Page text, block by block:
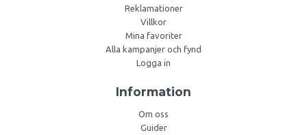
Reklamationer
Villkor
Mina favoriter
Alla kampanjer och fynd
Logga in
Information
Om oss
Guider